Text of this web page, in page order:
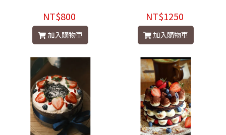
NT$800
加入購物車
NT$1250
加入購物車